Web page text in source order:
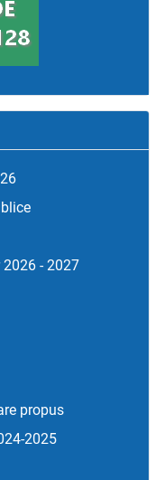
- 2027
propus
2025